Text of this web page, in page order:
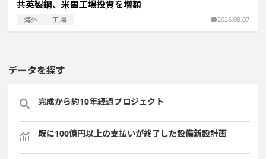
共英製鋼、米国工場投資を増額
海外 工場 2026.08.07
データを探す
完成から約10年経過プロジェクト
既に100億円以上の支払いが終了した設備新設計画